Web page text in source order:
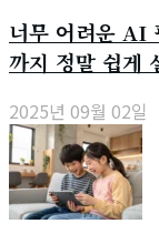
너무 어려운 AI
까지 정말 쉽게
2025년 09월 02일